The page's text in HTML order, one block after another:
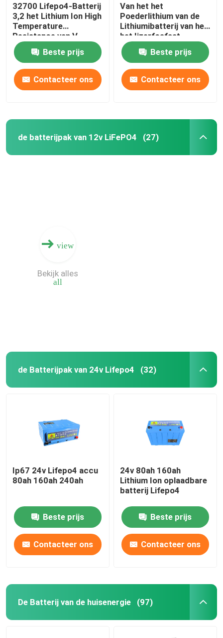
VR-show
Kwaliteitscontrole
32700 Lifepo4-Batterij
3,2 het Lithium Ion High
Temperature
Resistance van V
6000mah
Beste prijs
Contacteer ons
Van het het
Poederlithium van de
Lithiumibatterij van het
het Ijzerfosfaat
LiFePO4 van het het
Poederlithium de
Batterij Grondstof
Beste prijs
Contacteer ons
de batterijpak van 12v LiFePO4 (27)
view
all
Bekijk alles
de Batterijpak van 24v Lifepo4 (32)
Ip67 24v Lifepo4 accu
80ah 160ah 240ah
Beste prijs
Contacteer ons
24v 80ah 160ah
Lithium Ion oplaadbare
batterij Lifepo4
Beste prijs
Contacteer ons
De Batterij van de huisenergie (97)